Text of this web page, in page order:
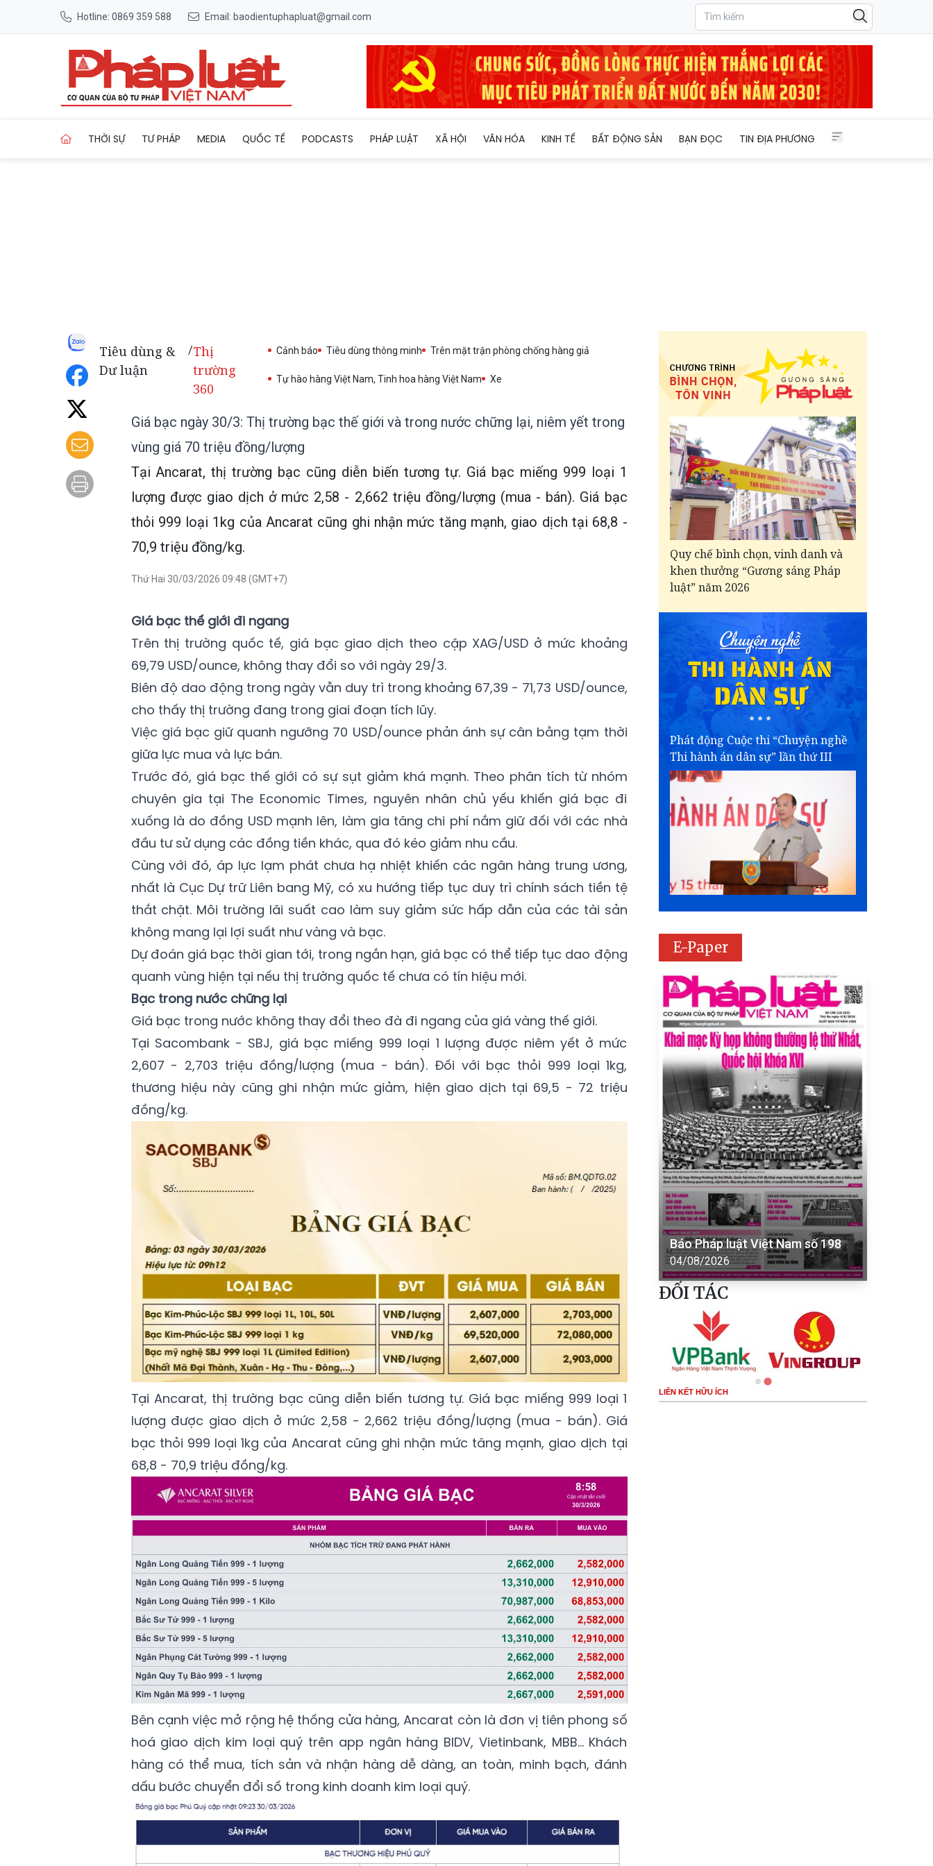
Hotline: 0869 359 588 Email: baodientuphapluat@gmail.com
THỜI SỰ TƯ PHÁP MEDIA QUỐC TẾ PODCASTS PHÁP LUẬT XÃ HỘI VĂN HÓA KINH TẾ BẤT ĐỘNG SẢN BẠN ĐỌC TIN ĐỊA PHƯƠNG
Tiêu dùng &
Dư luận
/Thị
trường
360
Cảnh báo Tiêu dùng thông minh Trên mặt trận phòng chống hàng giả
Tự hào hàng Việt Nam, Tinh hoa hàng Việt Nam Xe
Giá bạc ngày 30/3: Thị trường bạc thế giới và trong nước chững lại, niêm yết trong
vùng giá 70 triệu đồng/lượng
Tại Ancarat, thị trường bạc cũng diễn biến tương tự. Giá bạc miếng 999 loại 1
lượng được giao dịch ở mức 2,58 - 2,662 triệu đồng/lượng (mua - bán). Giá bạc
thỏi 999 loại 1kg của Ancarat cũng ghi nhận mức tăng mạnh, giao dịch tại 68,8 -
70,9 triệu đồng/kg.
Thứ Hai 30/03/2026 09:48 (GMT+7)
GIá bạc thế giới đi ngang
Trên thị trường quốc tế, giá bạc giao dịch theo cặp XAG/USD ở mức khoảng
69,79 USD/ounce, không thay đổi so với ngày 29/3.
Biên độ dao động trong ngày vẫn duy trì trong khoảng 67,39 - 71,73 USD/ounce,
cho thấy thị trường đang trong giai đoạn tích lũy.
Việc giá bạc giữ quanh ngưỡng 70 USD/ounce phản ánh sự cân bằng tạm thời
giữa lực mua và lực bán.
Trước đó, giá bạc thế giới có sự sụt giảm khá mạnh. Theo phân tích từ nhóm
chuyên gia tại The Economic Times, nguyên nhân chủ yếu khiến giá bạc đi
xuống là do đồng USD mạnh lên, làm gia tăng chi phí nắm giữ đối với các nhà
đầu tư sử dụng các đồng tiền khác, qua đó kéo giảm nhu cầu.
Cùng với đó, áp lực lạm phát chưa hạ nhiệt khiến các ngân hàng trung ương,
nhất là Cục Dự trữ Liên bang Mỹ, có xu hướng tiếp tục duy trì chính sách tiền tệ
thắt chặt. Môi trường lãi suất cao làm suy giảm sức hấp dẫn của các tài sản
không mang lại lợi suất như vàng và bạc.
Dự đoán giá bạc thời gian tới, trong ngắn hạn, giá bạc có thể tiếp tục dao động
quanh vùng hiện tại nếu thị trường quốc tế chưa có tín hiệu mới.
Bạc trong nước chững lại
Giá bạc trong nước không thay đổi theo đà đi ngang của giá vàng thế giới.
Tại Sacombank - SBJ, giá bạc miếng 999 loại 1 lượng được niêm yết ở mức
2,607 - 2,703 triệu đồng/lượng (mua - bán). Đối với bạc thỏi 999 loại 1kg,
thương hiệu này cũng ghi nhận mức giảm, hiện giao dịch tại 69,5 - 72 triệu
đồng/kg.
Tại Ancarat, thị trường bạc cũng diễn biến tương tự. Giá bạc miếng 999 loại 1
lượng được giao dịch ở mức 2,58 - 2,662 triệu đồng/lượng (mua - bán). Giá
bạc thỏi 999 loại 1kg của Ancarat cũng ghi nhận mức tăng mạnh, giao dịch tại
68,8 - 70,9 triệu đồng/kg.
Bên cạnh việc mở rộng hệ thống cửa hàng, Ancarat còn là đơn vị tiên phong số
hoá giao dịch kim loại quý trên app ngân hàng BIDV, Vietinbank, MBB... Khách
hàng có thể mua, tích sản và nhận hàng dễ dàng, an toàn, minh bạch, đánh
dấu bước chuyển đổi số trong kinh doanh kim loại quý.
Quy chế bình chọn, vinh danh và
khen thưởng “Gương sáng Pháp
luật” năm 2026
Phát động Cuộc thi “Chuyện nghề
Thi hành án dân sự” lần thứ III
E-Paper
Báo Pháp luật Việt Nam số 198
04/08/2026
ĐỐI TÁC
LIÊN KẾT HỮU ÍCH